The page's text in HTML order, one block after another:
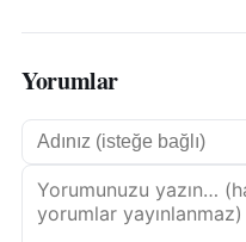
Yorumlar